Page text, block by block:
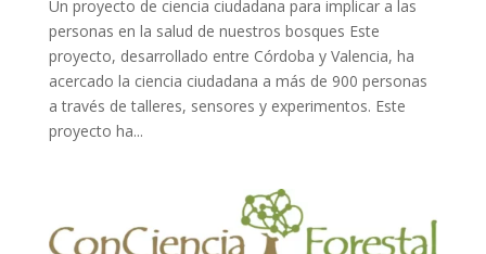
Un proyecto de ciencia ciudadana para implicar a las
personas en la salud de nuestros bosques Este
proyecto, desarrollado entre Córdoba y Valencia, ha
acercado la ciencia ciudadana a más de 900 personas
a través de talleres, sensores y experimentos. Este
proyecto ha...